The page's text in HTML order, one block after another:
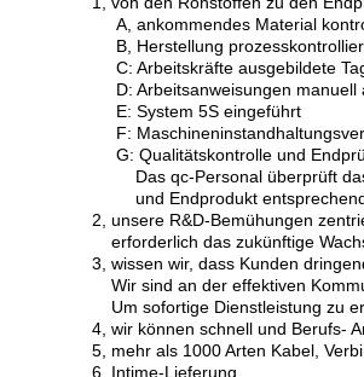
A, ankommendes Material
B, Herstellung
C: Arbeitskräfte ausgebildete
D: Arbeitsanweisungen
E: System 5S eingeführt
F:
G: Qualitätskontrolle und
Das qc-Personal überprüft
und Endprodukt
2, unsere R&D-Bemühungen
erforderlich das zukünftige
3, wissen wir, dass Kunden
Wir sind an der effektiven
Um sofortige Dienstleistung zu
4, wir können schnell und Berufs-
5, mehr als 1000 Arten Kabel,
6, Intime-Lieferung